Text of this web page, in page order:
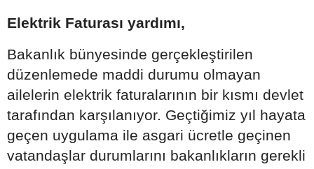
Elektrik Faturası yardımı,
Bakanlık bünyesinde gerçekleştirilen
düzenlemede maddi durumu olmayan
ailelerin elektrik faturalarının bir kısmı devlet
tarafından karşılanıyor. Geçtiğimiz yıl hayata
geçen uygulama ile asgari ücretle geçinen
vatandaşlar durumlarını bakanlıkların gerekli